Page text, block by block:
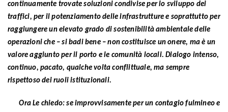
continuamente trovate soluzioni condivise per lo sviluppo dei
traffici, per il potenziamento delle infrastrutture e soprattutto per
raggiungere un elevato grado di sostenibilità ambientale delle
operazioni che – si badi bene – non costituisce un onere, ma è un
valore aggiunto per il porto e le comunità locali. Dialogo intenso,
continuo, pacato, qualche volta conflittuale, ma sempre
rispettoso dei ruoli istituzionali.
Ora Le chiedo: se improvvisamente per un contagio fulmineo e